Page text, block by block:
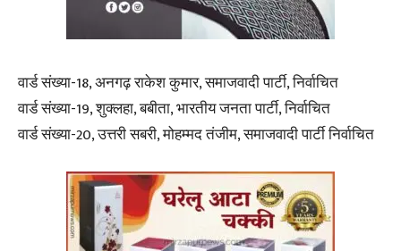
वार्ड संख्या-18, अनगढ़ राकेश कुमार, समाजवादी पार्टी, निर्वाचित
वार्ड संख्या-19, शुक्लहा, बबीता, भारतीय जनता पार्टी, निर्वाचित
वार्ड संख्या-20, उत्तरी सबरी, मोहम्मद तंजीम, समाजवादी पार्टी निर्वाचित